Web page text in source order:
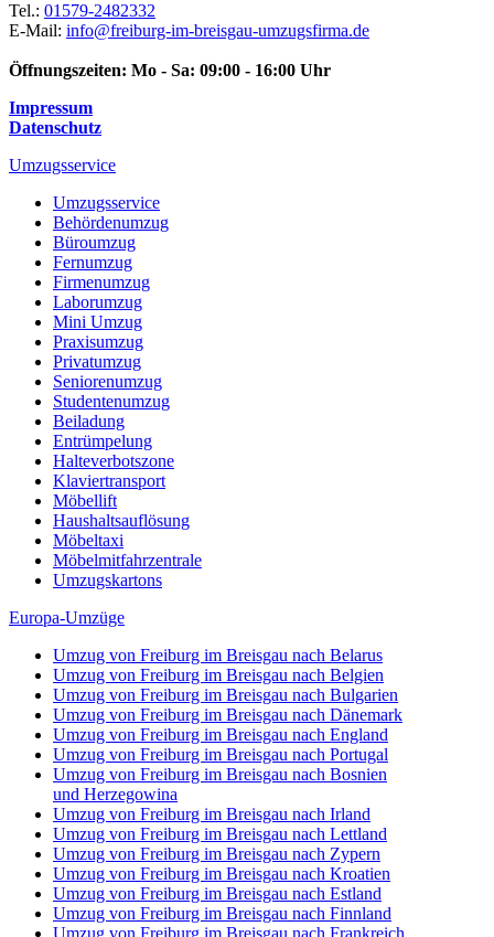
Tel.: 01579-2482332
E-Mail: info@freiburg-im-breisgau-umzugsfirma.de
Öffnungszeiten: Mo - Sa: 09:00 - 16:00 Uhr
Impressum
Datenschutz
Umzugsservice
Umzugsservice
Behördenumzug
Büroumzug
Fernumzug
Firmenumzug
Laborumzug
Mini Umzug
Praxisumzug
Privatumzug
Seniorenumzug
Studentenumzug
Beiladung
Entrümpelung
Halteverbotszone
Klaviertransport
Möbellift
Haushaltsauflösung
Möbeltaxi
Möbelmitfahrzentrale
Umzugskartons
Europa-Umzüge
Umzug von Freiburg im Breisgau nach Belarus
Umzug von Freiburg im Breisgau nach Belgien
Umzug von Freiburg im Breisgau nach Bulgarien
Umzug von Freiburg im Breisgau nach Dänemark
Umzug von Freiburg im Breisgau nach England
Umzug von Freiburg im Breisgau nach Portugal
Umzug von Freiburg im Breisgau nach Bosnien
und Herzegowina
Umzug von Freiburg im Breisgau nach Irland
Umzug von Freiburg im Breisgau nach Lettland
Umzug von Freiburg im Breisgau nach Zypern
Umzug von Freiburg im Breisgau nach Kroatien
Umzug von Freiburg im Breisgau nach Estland
Umzug von Freiburg im Breisgau nach Finnland
Umzug von Freiburg im Breisgau nach Frankreich